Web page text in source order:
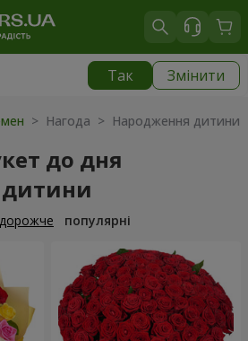
Так Змінити
> Нагода > Народження дитини
до дня
дорожче популярні